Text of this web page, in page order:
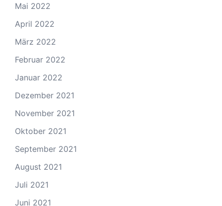
Mai 2022
April 2022
März 2022
Februar 2022
Januar 2022
Dezember 2021
November 2021
Oktober 2021
September 2021
August 2021
Juli 2021
Juni 2021